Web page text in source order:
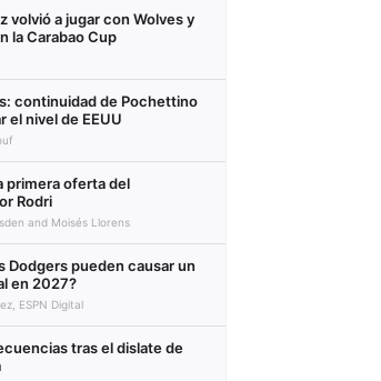
volvió a jugar con Wolves y
la Carabao Cup
continuidad de Pochettino
el nivel de EEUU
primera oferta del
Rodri
and Moisés Llorens
Dodgers pueden causar un
en 2027?
ESPN Digital
tras el dislate de